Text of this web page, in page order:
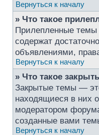
Вернуться к началу
» Что такое
Прилепленные темы
содержат
объявлениями,
Вернуться к началу
» Что такое
Закрытые темы —
находящиеся в них
модератором
созданные вами
Вернуться к началу